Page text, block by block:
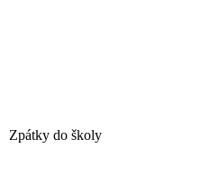
Zpátky do školy